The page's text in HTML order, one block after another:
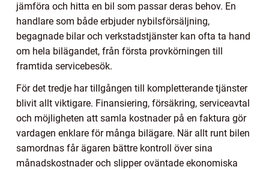
jämföra och hitta en bil som passar deras behov. En
handlare som både erbjuder nybilsförsäljning,
begagnade bilar och verkstadstjänster kan ofta ta hand
om hela bilägandet, från första provkörningen till
framtida servicebesök.
För det tredje har tillgången till kompletterande tjänster
blivit allt viktigare. Finansiering, försäkring, serviceavtal
och möjligheten att samla kostnader på en faktura gör
vardagen enklare för många bilägare. När allt runt bilen
samordnas får ägaren bättre kontroll över sina
månadskostnader och slipper oväntade ekonomiska